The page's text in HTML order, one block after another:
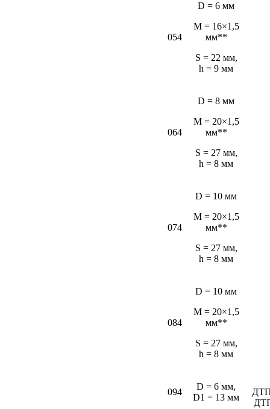
054
D = 6 мм
М = 16×1,5
мм**
S = 22 мм,
h = 9 мм
064
D = 8 мм
M = 20×1,5
мм**
S = 27 мм,
h = 8 мм
074
D = 10 мм
M = 20×1,5
мм**
S = 27 мм,
h = 8 мм
084
D = 10 мм
M = 20×1,5
мм**
S = 27 мм,
h = 8 мм
094
D = 6 мм,
D1 = 13 мм